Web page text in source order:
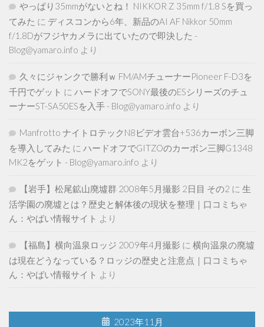
やっぱり35mmがないとね！ NIKKOR Z 35mm f/1.8 Sを買っ
てみた に ディスコンから6年、新品のAI AF Nikkor 50mm
f/1.8Dがフジヤカメラに出ていたので即決した -
Blog@yamaro.info より
久々にジャンクで勝利ｗ FM/AMチューナーPioneer F-D3を
千円でゲット に ハードオフでSONY最後のESシリーズのチュ
ーナーST-SA50ESを入手 - Blog@yamaro.info より
Manfrotto ナイトロテックN8ビデオ雲台+536カーボン三脚
を導入してみた に ハードオフでGITZOのカーボン三脚G1348
MK2をゲット - Blog@yamaro.info より
【岩手】松尾鉱山廃墟群 2008年5月撮影 2日目 その2 に 生
活学園の廃墟とは？歴史と解体後の現状を整理｜口コミちゃ
ん：やばい情報サイト より
【福島】横向温泉ロッジ 2009年4月撮影 に 横向温泉の廃墟
は現在どうなっている？ロッジの歴史と注意点｜口コミちゃ
ん：やばい情報サイト より
2023年11月